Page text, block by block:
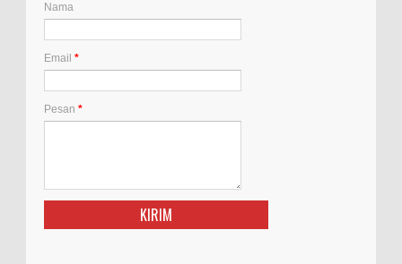
Nama
Email *
Pesan *